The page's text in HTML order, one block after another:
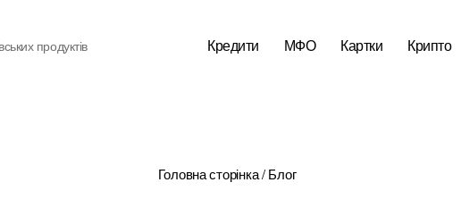
продуктів Кредити МФО Картки Крипто
Головна сторінка/Блог